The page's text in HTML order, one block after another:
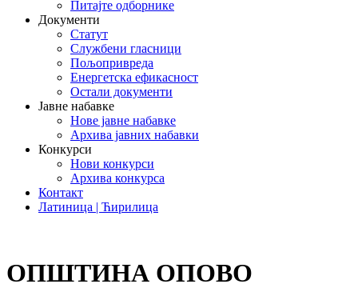
Питајте одборнике
Документи
Статут
Службени гласници
Пољопривреда
Енергетска ефикасност
Остали документи
Јавне набавке
Нове јавне набавке
Архива јавних набавки
Конкурси
Нови конкурси
Архива конкурса
Контакт
Латиница | Ћирилица
ОПШТИНА ОПОВО